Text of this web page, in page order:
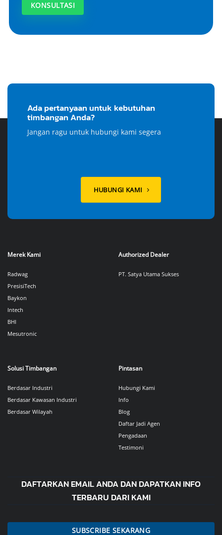
KONSULTASI
Ada pertanyaan untuk kebutuhan
timbangan Anda?
Jangan ragu untuk hubungi kami segera
HUBUNGI KAMI
Merek Kami
Radwag
PresisiTech
Baykon
Intech
BHI
Mesutronic
Authorized Dealer
PT. Satya Utama Sukses
Solusi Timbangan
Berdasar Industri
Berdasar Kawasan Industri
Berdasar Wilayah
Pintasan
Hubungi Kami
Info
Blog
Daftar Jadi Agen
Pengadaan
Testimoni
DAFTARKAN EMAIL ANDA DAN DAPATKAN INFO
TERBARU DARI KAMI
SUBSCRIBE SEKARANG